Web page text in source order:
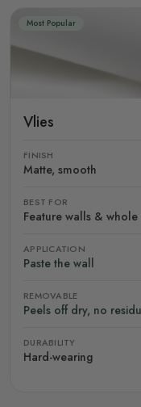
Most Popular
Vlies
FINISH
Matte, smooth
BEST FOR
Feature walls &
APPLICATION
Paste the wall
REMOVABLE
Peels off dry, no
DURABILITY
Hard-wearing